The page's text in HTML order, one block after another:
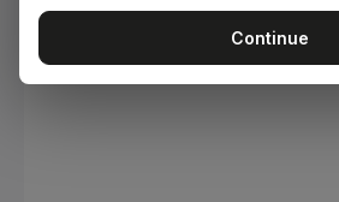
Ignorer la galerie d'images
Continue